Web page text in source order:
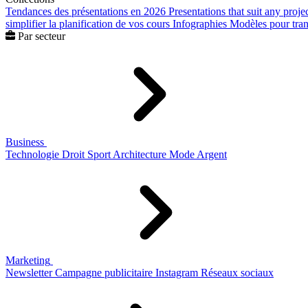
Tendances des présentations en 2026 Presentations that suit any
simplifier la planification de vos cours Infographies Modèles pour
Par secteur
Business
Technologie Droit Sport Architecture Mode Argent
Marketing
Newsletter Campagne publicitaire Instagram Réseaux sociaux